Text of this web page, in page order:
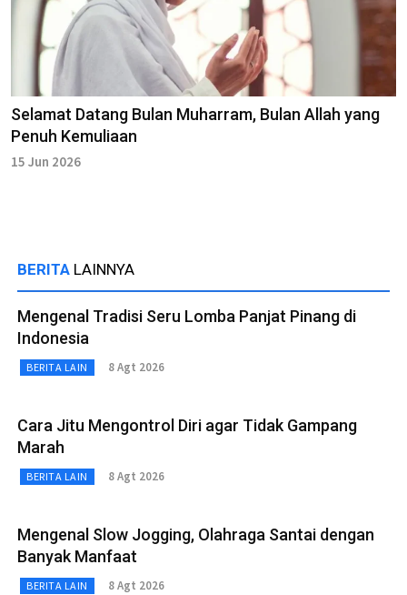
Selamat Datang Bulan Muharram, Bulan Allah yang
Penuh Kemuliaan
15 Jun 2026
BERITA LAINNYA
Mengenal Tradisi Seru Lomba Panjat Pinang di
Indonesia
BERITA LAIN 8 Agt 2026
Cara Jitu Mengontrol Diri agar Tidak Gampang
Marah
BERITA LAIN 8 Agt 2026
Mengenal Slow Jogging, Olahraga Santai dengan
Banyak Manfaat
BERITA LAIN 8 Agt 2026